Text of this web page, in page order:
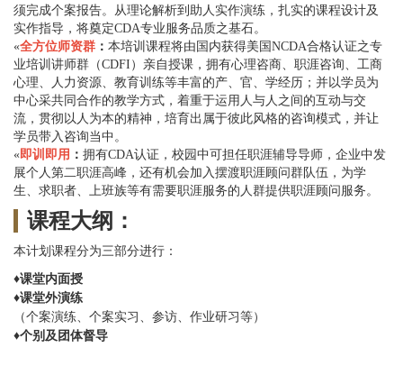
须完成个案报告。从理论解析到助人实作演练，扎实的课程设计及
实作指导，将奠定CDA专业服务品质之基石。
«全方位师资群 ： 本培训课程将由国内获得美国NCDA合格认证之专
业培训讲师群（CDFI）亲自授课，拥有心理咨商、职涯咨询、工商
心理、人力资源、教育训练等丰富的产、官、学经历；并以学员为
中心采共同合作的教学方式，着重于运用人与人之间的互动与交
流，贯彻以人为本的精神，培育出属于彼此风格的咨询模式，并让
学员带入咨询当中。
«即训即用 ： 拥有CDA认证，校园中可担任职涯辅导导师，企业中发
展个人第二职涯高峰，还有机会加入摆渡职涯顾问群队伍，为学
生、求职者、上班族等有需要职涯服务的人群提供职涯顾问服务。
课程大纲：
本计划课程分为三部分进行：
♦课堂内面授
♦课堂外演练
（个案演练、个案实习、参访、作业研习等）
♦个别及团体督导